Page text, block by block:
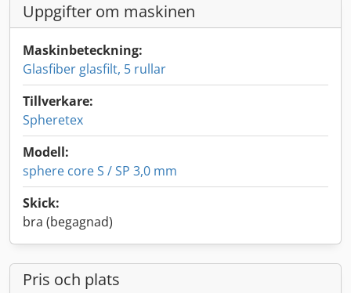
Uppgifter om maskinen
Maskinbeteckning:
Glasfiber glasfilt, 5 rullar
Tillverkare:
Spheretex
Modell:
sphere core S / SP 3,0 mm
Skick:
bra (begagnad)
Pris och plats